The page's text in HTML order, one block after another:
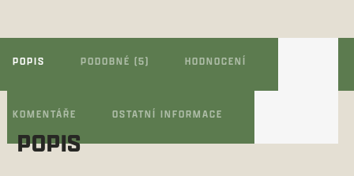
POPIS PODOBNÉ (5) HODNOCENÍ
KOMENTÁŘE OSTATNÍ INFORMACE
POPIS